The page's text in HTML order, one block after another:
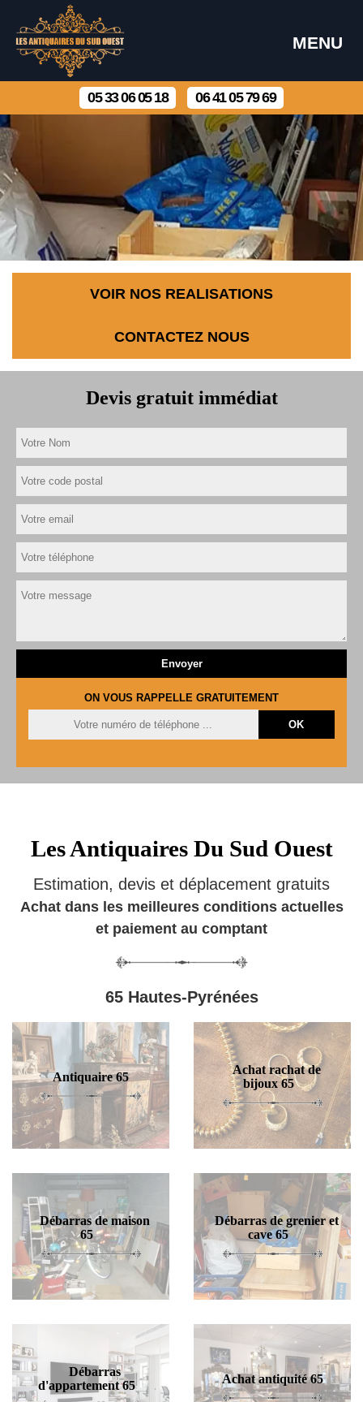
MENU
05 33 06 05 18 06 41 05 79 69
VOIR NOS REALISATIONS
CONTACTEZ NOUS
Devis gratuit immédiat
ON VOUS RAPPELLE GRATUITEMENT
Les Antiquaires Du Sud Ouest
Estimation, devis et déplacement gratuits
Achat dans les meilleures conditions actuelles
et paiement au comptant
65 Hautes-Pyrénées
Antiquaire 65
Achat rachat de
bijoux 65
Débarras de maison
65
Débarras de grenier et
cave 65
Débarras
d'appartement 65
Achat antiquité 65